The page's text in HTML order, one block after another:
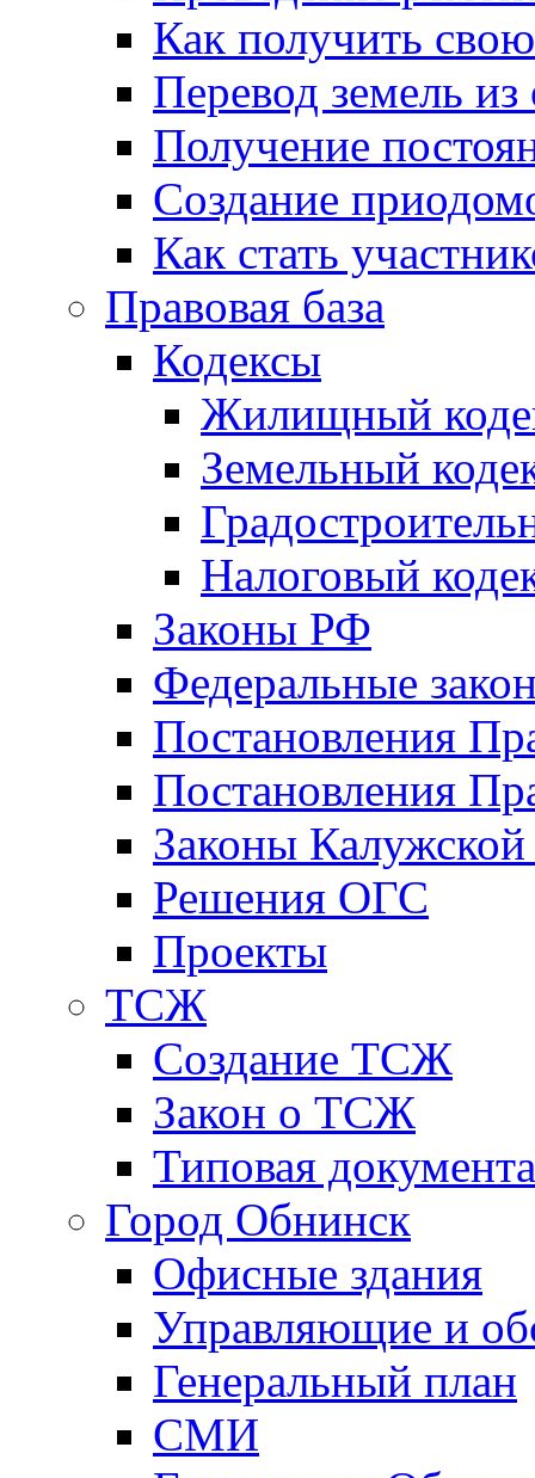
Как получить
Перевод земель
Получение
Создание
Как стать
Правовая база
Кодексы
Жилищный
Земельный
Налоговый
Законы РФ
Федеральные
Постановления
Постановления
Законы Калужской
Решения ОГС
Проекты
ТСЖ
Создание ТСЖ
Закон о ТСЖ
Типовая
Город Обнинск
Офисные здания
Управляющие и
Генеральный план
СМИ